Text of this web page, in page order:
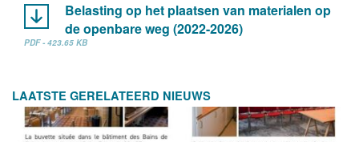
Belasting op het plaatsen van materialen op
de openbare weg (2022-2026)
PDF - 423.65 KB
LAATSTE GERELATEERD NIEUWS